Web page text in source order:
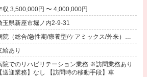
年収 3,500,000円 〜 4,000,000円
玉県新座市堀ノ内2-9-31
院（総合/急性期/療養型/ケアミックス/外来）、
護保険関連施設（訪問看護・リハ）
給あり
院でのリハビリテーション業務 ※訪問業務あり
【送迎業務】なし 【訪問時の移動手段】車